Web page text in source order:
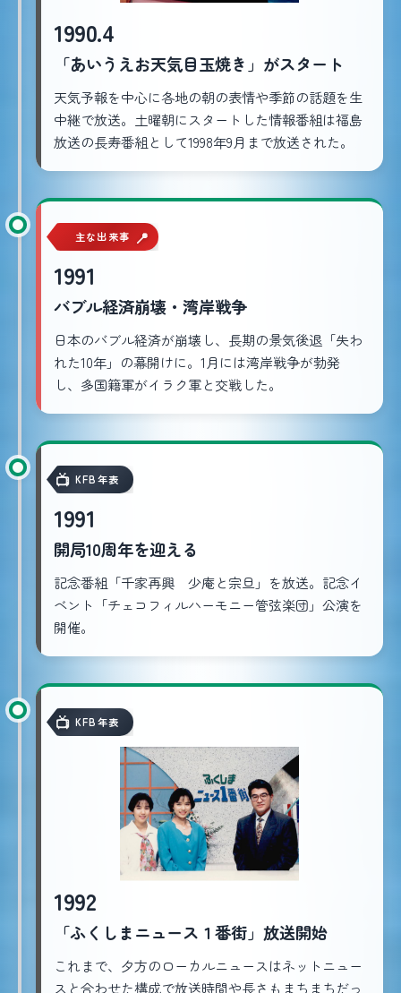
1990.4
「あいうえお天気目玉焼き」がスタート
天気予報を中心に各地の朝の表情や季節の話題を生
中継で放送。土曜朝にスタートした情報番組は福島
放送の長寿番組として1998年9月まで放送された。
主な出来事
1991
バブル経済崩壊・湾岸戦争
日本のバブル経済が崩壊し、長期の景気後退「失わ
れた10年」の幕開けに。1月には湾岸戦争が勃発
し、多国籍軍がイラク軍と交戦した。
KFB年表
1991
開局10周年を迎える
記念番組「千家再興 少庵と宗旦」を放送。記念イ
ベント「チェコフィルハーモニー管弦楽団」公演を
開催。
KFB年表
1992
「ふくしまニュース１番街」放送開始
これまで、夕方のローカルニュースはネットニュー
スと合わせた構成で放送時間や長さもまちまちだっ